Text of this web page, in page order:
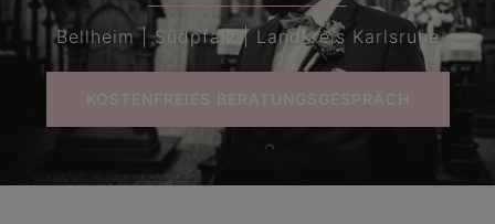
Bellheim | Südpfalz | Landkreis Karlsruhe